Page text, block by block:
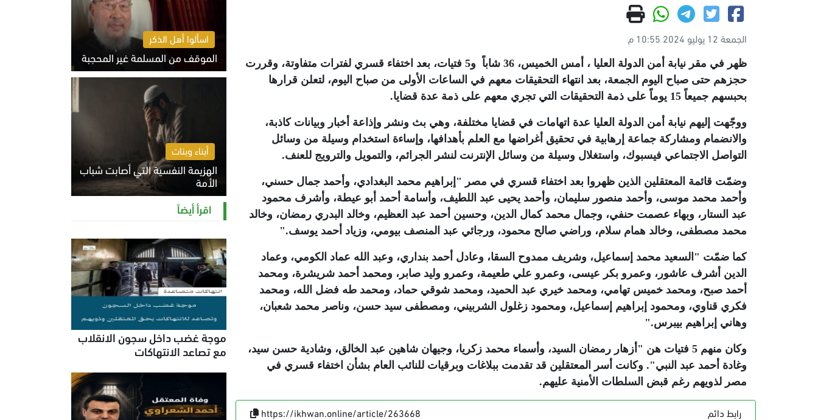
الجمعة 12 يوليو 2024 10:55 م
ظهر في مقر نيابة أمن الدولة العليا ، أمس الخميس، 36 شاباً و5 فتيات، بعد اختفاء قسري لفترات متفاوتة، وقررت
حجزهم حتى صباح اليوم الجمعة، بعد انتهاء التحقيقات معهم في الساعات الأولى من صباح اليوم، لتعلن قرارها
بحبسهم جميعاً 15 يوماً على ذمة التحقيقات التي تجري معهم على ذمة عدة قضايا
.
ووجّهت إليهم نيابة أمن الدولة العليا عدة اتهامات في قضايا مختلفة، وهي بث ونشر وإذاعة أخبار وبيانات كاذبة،
والانضمام ومشاركة جماعة إرهابية في تحقيق أغراضها مع العلم بأهدافها، وإساءة استخدام وسيلة من وسائل
التواصل الاجتماعي فيسبوك، واستغلال وسيلة من وسائل الإنترنت لنشر الجرائم، والتمويل والترويج للعنف.
وضمّت قائمة المعتقلين الذين ظهروا بعد اختفاء قسري في مصر "إبراهيم محمد البغدادي، وأحمد جمال حسني،
وأحمد محمد موسى، وأحمد منصور سليمان، وأحمد يحيى عبد اللطيف، وأسامة أحمد أبو عيطة، وأشرف محمود
عبد الستار، وبهاء عصمت حنفي، وجمال محمد كمال الدين، وحسين أحمد عبد العظيم، وخالد البدري رمضان، وخالد
محمد مصطفى، وخالد همام سلام، وراضي صالح محمود، ورجائي عبد المنصف بيومي، وزياد أحمد يوسف".
كما ضمّت "السعيد محمد إسماعيل، وشريف ممدوح السقا، وعادل أحمد بنداري، وعبد الله عماد الكومي، وعماد
الدين أشرف عاشور، وعمرو بكر عيسى، وعمرو علي طعيمة، وعمرو وليد صابر، ومحمد أحمد شريشرة، ومحمد
أحمد صبح، ومحمد خميس تهامي، ومحمد خيري عبد الحميد، ومحمد شوقي حماد، ومحمد طه فضل الله، ومحمد
فكري قناوي، ومحمود إبراهيم إسماعيل، ومحمود زغلول الشربيني، ومصطفى سيد حسن، وناصر محمد شعبان،
وهاني إبراهيم بيبرس".
وكان منهم 5 فتيات هن "أزهار رمضان السيد، وأسماء محمد زكريا، وجيهان شاهين عبد الخالق، وشادية حسن سيد،
وغادة أحمد عبد النبي". وكانت أسر المعتقلين قد تقدمت ببلاغات وبرقيات للنائب العام بشأن اختفاء قسري في
مصر لذويهم رغم قبض السلطات الأمنية عليهم.
رابط دائم https://ikhwan.online/article/263668
اسألوا أهل الذكر
الموقف من المسلمة غير المحجبة
الخميس 6 أغسطس 2026 10:45 ص
أبناء وبنات
الهزيمة النفسية التي أصابت شباب
الأمة
الخميس 6 أغسطس 2026 11:12 ص
اقرأ أيضاً
موجة غضب داخل سجون الانقلاب
مع تصاعد الانتهاكات